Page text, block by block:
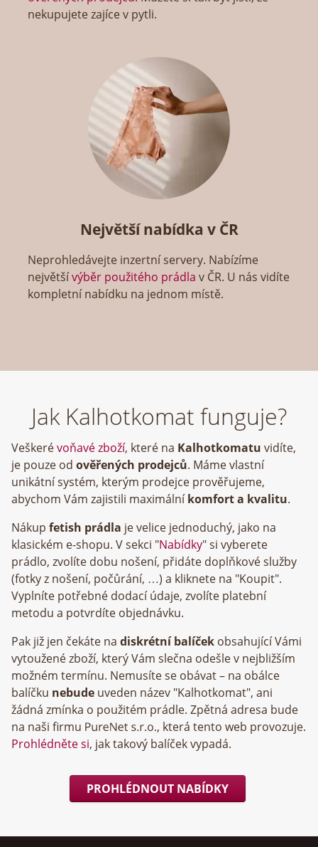
nekupujete zajíce v pytli.
Největší nabídka v ČR
Neprohledávejte inzertní servery. Nabízíme
největšívýběr použitého prádla v ČR. U nás vidíte
kompletní nabídku na jednom místě.
Jak Kalhotkomat funguje?
Veškerévoňavé zboží, které na Kalhotkomatu vidíte,
je pouze od ověřených prodejců. Máme vlastní
unikátní systém, kterým prodejce prověřujeme,
abychom Vám zajistili maximálníkomfort a kvalitu.
Nákup fetish prádla je velice jednoduchý, jako na
klasickém e-shopu. V sekci "Nabídky" si vyberete
prádlo, zvolíte dobu nošení, přidáte doplňkové služby
(fotky z nošení, počůrání, …) a kliknete na "Koupit".
Vyplníte potřebné dodací údaje, zvolíte platební
metodu a potvrdíte objednávku.
Pak již jen čekáte na diskrétní balíček obsahující Vámi
vytoužené zboží, který Vám slečna odešle v nejbližším
možném termínu. Nemusíte se obávat – na obálce
balíčku nebude uveden název "Kalhotkomat", ani
žádná zmínka o použitém prádle. Zpětná adresa bude
na naši firmu
, která tento web provozuje.
Prohlédněte si, jak takový balíček vypadá.
PROHLÉDNOUT NABÍDKY